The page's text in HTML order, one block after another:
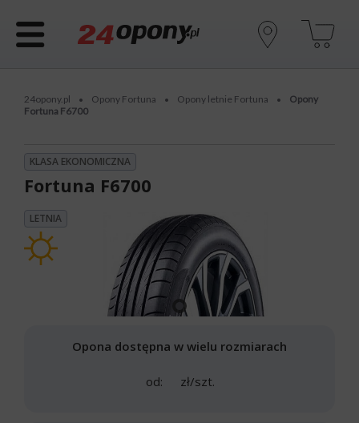
24opony.pl • Opony Fortuna • Opony letnie Fortuna •
Opony
Fortuna F6700
KLASA EKONOMICZNA
Fortuna F6700
LETNIA
Opona dostępna w wielu rozmiarach
od: zł/szt.